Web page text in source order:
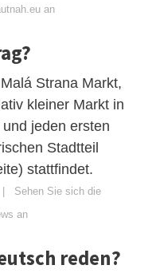
an
Strana Markt,
kleiner Markt in
jeden ersten
Stadtteil
stattfindet.
Sehen Sie sich die
an
reden?